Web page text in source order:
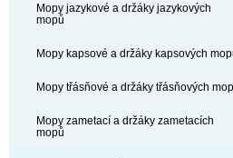
Mopy jazykové a držáky jazykových
mopů
Mopy kapsové a držáky kapsových
Mopy třásňové a držáky třásňových
Mopy zametací a držáky zametacích
mopů